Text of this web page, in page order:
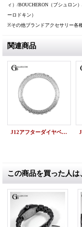
ィ）/BOUCHERON（ブシュロン
ーロドキン）
※その他ブランドアクセサリー各
関連商品
J12アフターダイヤベゼル 41mm用 CHANELカスタム
この商品を買った人